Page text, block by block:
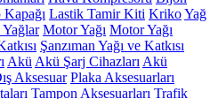
Lastik Tamir Kiti KrikoYağ
Motor Yağı Motor Yağı
Şanzıman Yağı ve Katkısı
Akü Akü Şarj Cihazları Akü
Aksesuar Plaka Aksesuarları
Tampon Aksesuarları Trafik